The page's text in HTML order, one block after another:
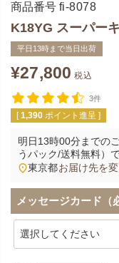
商品番号 fi-8078
K18YG スーパー
平日13時まで当日出荷
¥27,800 税込
3件
[ 1,390 ポイント進呈 ]
明日13時00分までの
うパック/送料無料）
東京都お届け先を
メッセージカード（